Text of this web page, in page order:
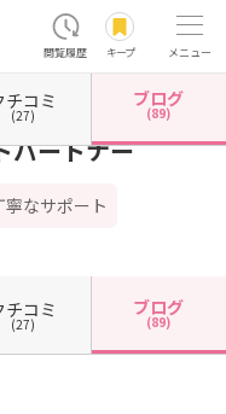
閲覧履歴 キープ メニュー
県福岡市博多区 結婚相談所福岡 ベ
ートナー
なサポート
チコミ
(27)
ブログ
(89)
チコミ
(27)
ブログ
(89)